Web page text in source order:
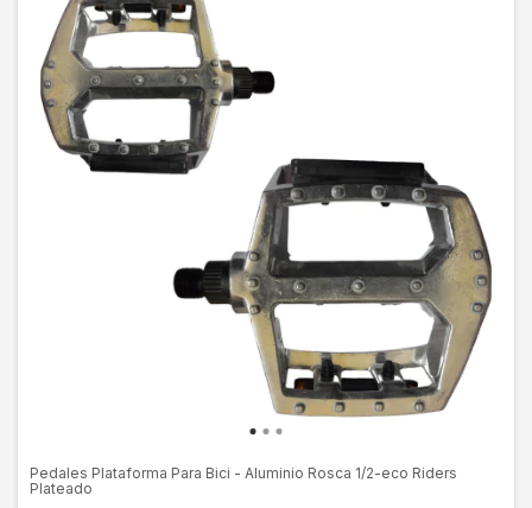
Pedales Plataforma Para Bici - Aluminio Rosca 1/2-eco Riders
Plateado